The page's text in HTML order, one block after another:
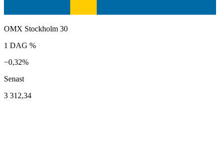
OMX Stockholm 30
1 DAG %
−0,32%
Senast
3 312,34